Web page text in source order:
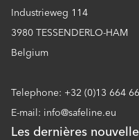
Industrieweg 114
3980 TESSENDERLO-HAM
Belgium
Telephone: +32 (0)13 664
E-mail: info@safeline.eu
Les dernières